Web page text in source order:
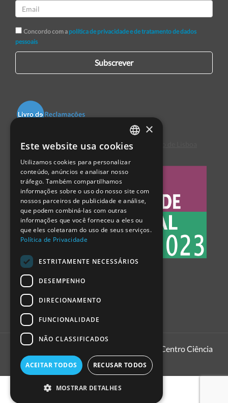
Concordo com a política de privacidade e de tratamento de dados
pessoais
Subscrever
Centro de Arbitragem de Conflitos de Consumo de Lisboa
1999 - 2026
Pavilhão do Conhecimento | Centro Ciência
PORTUGUESE
ENGLISH
SPANISH
×
Este website usa cookies
Utilizamos cookies para personalizar
conteúdo, anúncios e analisar nosso
tráfego. Também compartilhamos
informações sobre o uso do nosso site com
nossos parceiros de publicidade e análise,
que podem combiná-las com outras
informações que você forneceu a eles ou
que eles coletaram do uso de seus serviços.
Política de Privacidade
ESTRITAMENTE NECESSÁRIOS
DESEMPENHO
DIRECIONAMENTO
FUNCIONALIDADE
NÃO CLASSIFICADOS
ACEITAR TODOS RECUSAR TODOS
MOSTRAR DETALHES